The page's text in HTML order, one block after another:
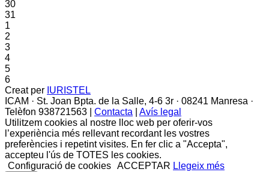
30
31
1
2
3
4
5
6
Creat per IURISTEL
ICAM · St. Joan Bpta. de la Salle, 4-6 3r · 08241 Manresa ·
Telèfon 938721563 | Contacta
Avís legal
Utilitzem cookies al nostre lloc web per oferir-vos
l’experiència més rellevant recordant les vostres
preferències i repetint visites. En fer clic a "Accepta",
accepteu l'ús de TOTES les cookies.
Configuració de cookies ACCEPTAR Llegeix més